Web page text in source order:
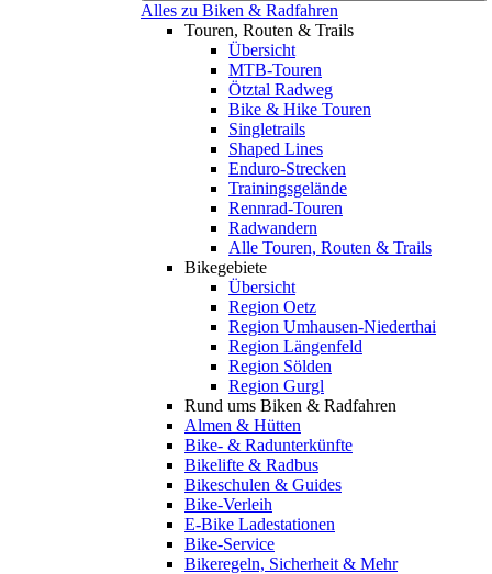
Alles zu Biken & Radfahren
Touren, Routen & Trails
Übersicht
MTB-Touren
Ötztal Radweg
Bike & Hike Touren
Singletrails
Shaped Lines
Enduro-Strecken
Trainingsgelände
Rennrad-Touren
Radwandern
Alle Touren, Routen & Trails
Bikegebiete
Übersicht
Region Oetz
Region Umhausen-Niederthai
Region Längenfeld
Region Sölden
Region Gurgl
Rund ums Biken & Radfahren
Almen & Hütten
Bike- & Radunterkünfte
Bikelifte & Radbus
Bikeschulen & Guides
Bike-Verleih
E-Bike Ladestationen
Bike-Service
Bikeregeln, Sicherheit & Mehr